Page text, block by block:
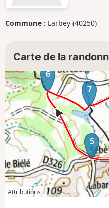
Commune : Larbey (40250)
Carte de la
5
6
7
Attributions